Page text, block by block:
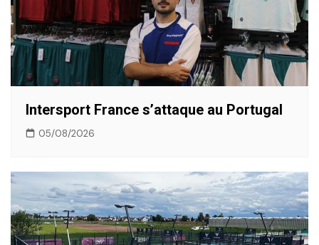
Intersport France s’attaque au Portugal
05/08/2026